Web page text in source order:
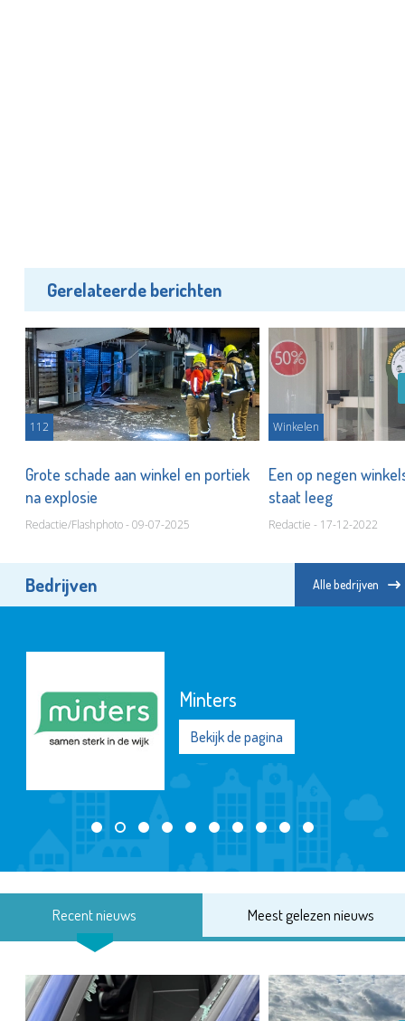
Gerelateerde berichten
112
Grote schade aan winkel en portiek
na explosie
Redactie/Flashphoto - 09-07-2025
Winkelen
Een op negen
staat leeg
Redactie - 17-12-2022
Bedrijven Alle bedrijven
Minters
Bekijk de pagina
Recent nieuws Meest gelezen nieuws